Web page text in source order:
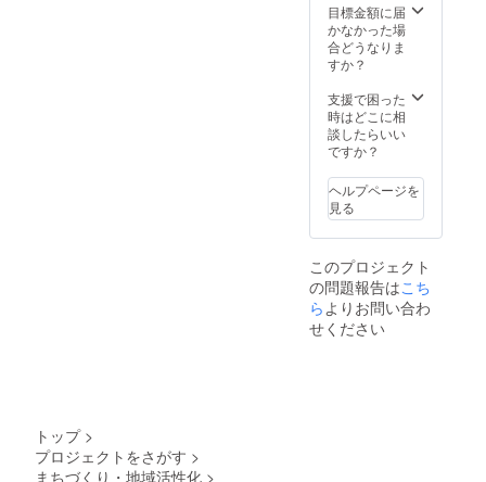
目標金額に届
かなかった場
合どうなりま
すか？
支援で困った
時はどこに相
談したらいい
ですか？
ヘルプページを
見る
このプロジェクト
の問題報告はこち
ら よりお問い合わ
せください
トップ >
プロジェクトをさがす >
まちづくり・地域活性化 >